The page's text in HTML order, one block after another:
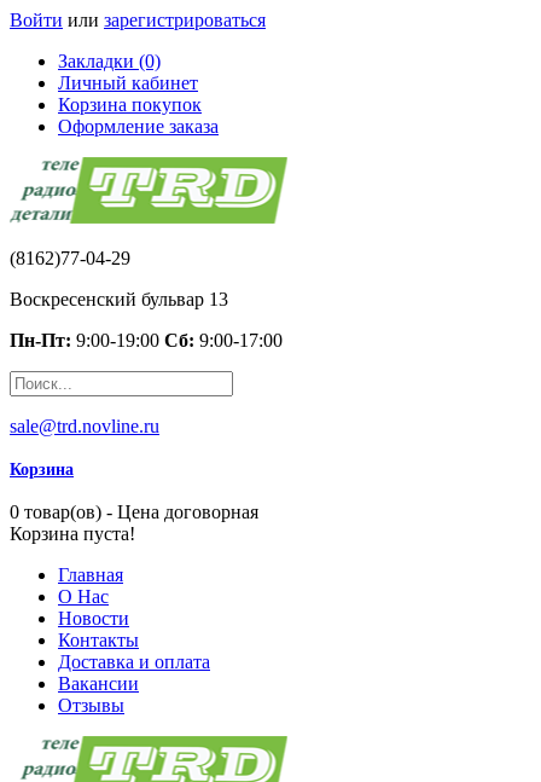
Войти или зарегистрироваться
Закладки (0)
Личный кабинет
Корзина покупок
Оформление заказа
(8162)77-04-29
Воскресенский бульвар 13
Пн-Пт: 9:00-19:00 Сб: 9:00-17:00
sale@trd.novline.ru
Корзина
0 товар(ов) - Цена договорная
Корзина пуста!
Главная
О Нас
Новости
Контакты
Доставка и оплата
Вакансии
Отзывы